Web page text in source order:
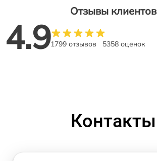
Отзывы клиентов
4.91799 отзывов 5358 оценок
Контакты